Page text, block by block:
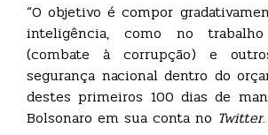
“O objetivo é compor
inteligência, como no
(combate à corrupção) e
segurança nacional dentro do
destes primeiros 100 dias de
Bolsonaro em sua conta no Twitter.